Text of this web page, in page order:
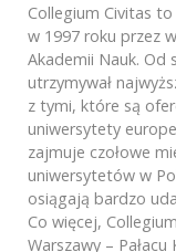
Collegium Civitas to
w 1997 roku przez
Akademii Nauk. Od
utrzymywał
z tymi, które są
uniwersytety
zajmuje czołowe
uniwersytetów w
osiągają bardzo
Co więcej,
Warszawy – Pałacu